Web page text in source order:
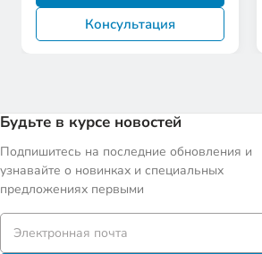
Консультация
Будьте в курсе новостей
Подпишитесь на последние обновления и
узнавайте о новинках и специальных
предложениях первыми